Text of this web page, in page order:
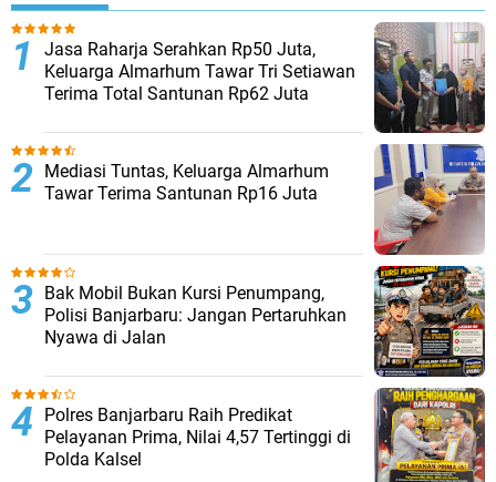
Jasa Raharja Serahkan Rp50 Juta,
Keluarga Almarhum Tawar Tri Setiawan
Terima Total Santunan Rp62 Juta
Mediasi Tuntas, Keluarga Almarhum
Tawar Terima Santunan Rp16 Juta
Bak Mobil Bukan Kursi Penumpang,
Polisi Banjarbaru: Jangan Pertaruhkan
Nyawa di Jalan
Polres Banjarbaru Raih Predikat
Pelayanan Prima, Nilai 4,57 Tertinggi di
Polda Kalsel